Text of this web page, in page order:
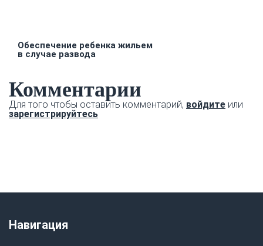
Обеспечение ребенка жильем
в случае развода
Комментарии
Для того чтобы оставить комментарий, войдите или
зарегистрируйтесь
Навигация